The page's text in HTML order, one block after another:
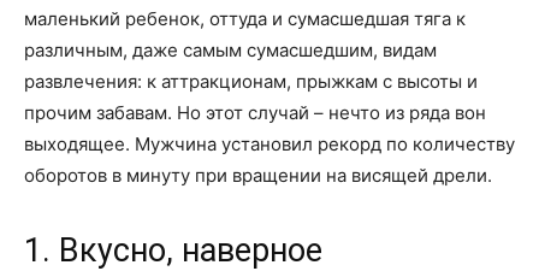
маленький ребенок, оттуда и сумасшедшая тяга к
различным, даже самым сумасшедшим, видам
развлечения: к аттракционам, прыжкам с высоты и
прочим забавам. Но этот случай – нечто из ряда вон
выходящее. Мужчина установил рекорд по количеству
оборотов в минуту при вращении на висящей дрели.
1. Вкусно, наверное